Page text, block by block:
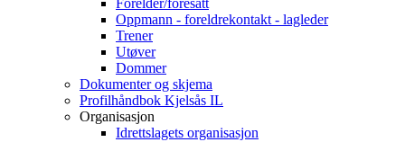
Forelder/foresatt
Oppmann - foreldrekontakt - lagleder
Trener
Utøver
Dommer
Dokumenter og skjema
Profilhåndbok Kjelsås IL
Organisasjon
Idrettslagets organisasjon